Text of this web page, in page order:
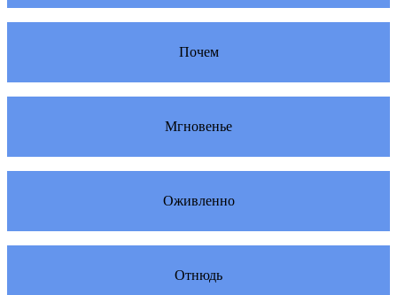
Почем
Мгновенье
Оживленно
Отнюдь